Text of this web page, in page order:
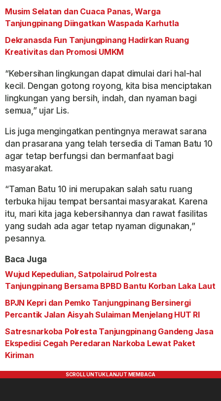
Musim Selatan dan Cuaca Panas, Warga
Tanjungpinang Diingatkan Waspada Karhutla
Dekranasda Fun Tanjungpinang Hadirkan Ruang
Kreativitas dan Promosi UMKM
“Kebersihan lingkungan dapat dimulai dari hal-hal
kecil. Dengan gotong royong, kita bisa menciptakan
lingkungan yang bersih, indah, dan nyaman bagi
semua,” ujar Lis.
Lis juga mengingatkan pentingnya merawat sarana
dan prasarana yang telah tersedia di Taman Batu 10
agar tetap berfungsi dan bermanfaat bagi
masyarakat.
“Taman Batu 10 ini merupakan salah satu ruang
terbuka hijau tempat bersantai masyarakat. Karena
itu, mari kita jaga kebersihannya dan rawat fasilitas
yang sudah ada agar tetap nyaman digunakan,”
pesannya.
Baca Juga
Wujud Kepedulian, Satpolairud Polresta
Tanjungpinang Bersama BPBD Bantu Korban Laka Laut
BPJN Kepri dan Pemko Tanjungpinang Bersinergi
Percantik Jalan Aisyah Sulaiman Menjelang HUT RI
Satresnarkoba Polresta Tanjungpinang Gandeng Jasa
Ekspedisi Cegah Peredaran Narkoba Lewat Paket
Kiriman